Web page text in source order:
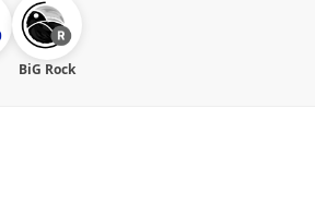
BiG Rock